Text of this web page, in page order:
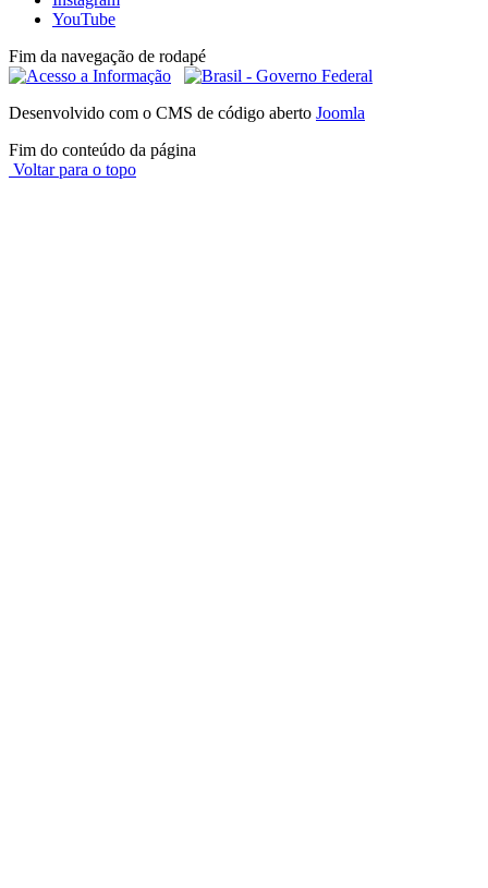
YouTube
Fim da navegação de rodapé
Desenvolvido com o CMS de código aberto Joomla
Fim do conteúdo da página
Voltar para o topo